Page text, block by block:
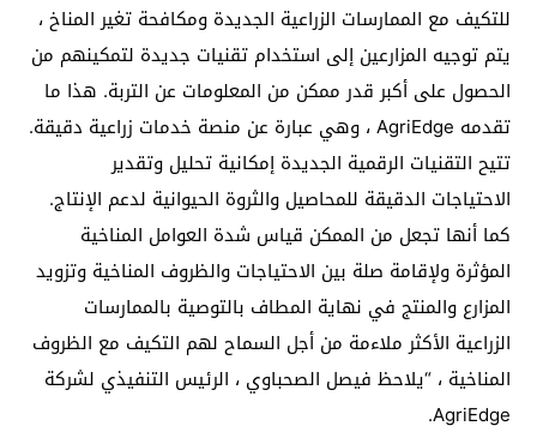
للتكيف مع الممارسات الزراعية الجديدة ومكافحة تغير المناخ ،
يتم توجيه المزارعين إلى استخدام تقنيات جديدة لتمكينهم من
الحصول على أكبر قدر ممكن من المعلومات عن التربة. هذا ما
تقدمه AgriEdge ، وهي عبارة عن منصة خدمات زراعية دقيقة.
تتيح التقنيات الرقمية الجديدة إمكانية تحليل وتقدير
الاحتياجات الدقيقة للمحاصيل والثروة الحيوانية لدعم الإنتاج.
كما أنها تجعل من الممكن قياس شدة العوامل المناخية
المؤثرة ولإقامة صلة بين الاحتياجات والظروف المناخية وتزويد
المزارع والمنتج في نهاية المطاف بالتوصية بالممارسات
الزراعية الأكثر ملاءمة من أجل السماح لهم التكيف مع الظروف
المناخية ، “يلاحظ فيصل الصحباوي ، الرئيس التنفيذي لشركة
AgriEdge.